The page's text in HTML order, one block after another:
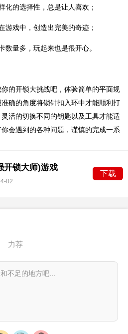
化的选择性，总是让人喜欢；
游戏中，创造出完美的奇迹；
数量多，玩起来也是很开心。
的开锁大挑战吧，体验简单的平面规
确的角度将锁针扣入环中才能顺利打
活的切换不同的钥匙以及工具才能适
会遇到的各种问题，谨慎的完成一系
开锁大师)游戏
02
下载
力荐